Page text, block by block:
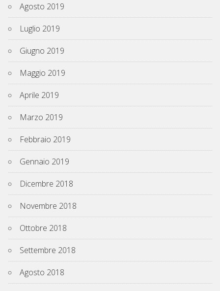
Agosto 2019
Luglio 2019
Giugno 2019
Maggio 2019
Aprile 2019
Marzo 2019
Febbraio 2019
Gennaio 2019
Dicembre 2018
Novembre 2018
Ottobre 2018
Settembre 2018
Agosto 2018